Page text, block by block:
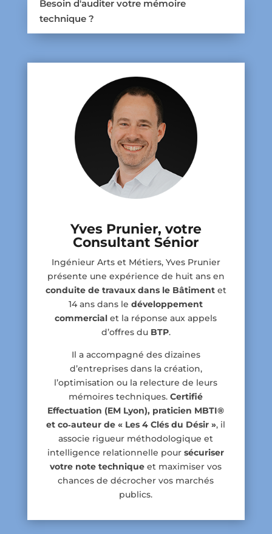
Besoin d'auditer votre mémoire
technique ?
Yves Prunier, votre
Consultant Sénior
Ingénieur Arts et Métiers, Yves Prunier
présente une expérience de huit ans en
conduite de travaux dans le Bâtimentet
14 ans dans ledéveloppement
commercial et la réponse aux appels
d’offres du BTP.
Il a accompagné des dizaines
d’entreprises dans la création,
l’optimisation ou la relecture de leurs
mémoires techniques.Certifié
Effectuation (EM Lyon), praticien MBTI®
et co‑auteur de « Les 4 Clés du Désir », il
associe rigueur méthodologique et
intelligence relationnelle poursécuriser
votre note technique et maximiser vos
chances de décrocher vos marchés
publics.